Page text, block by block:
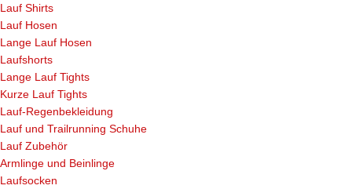
Lauf Shirts
Lauf Hosen
Lange Lauf Hosen
Laufshorts
Lange Lauf Tights
Kurze Lauf Tights
Lauf-Regenbekleidung
Lauf und Trailrunning Schuhe
Lauf Zubehör
Armlinge und Beinlinge
Laufsocken